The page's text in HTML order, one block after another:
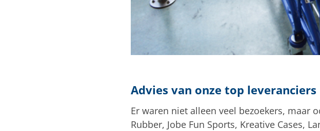
Advies van onze top leveranciers
Er waren niet alleen veel bezoekers, maar
Rubber, Jobe Fun Sports, Kreative Cases,